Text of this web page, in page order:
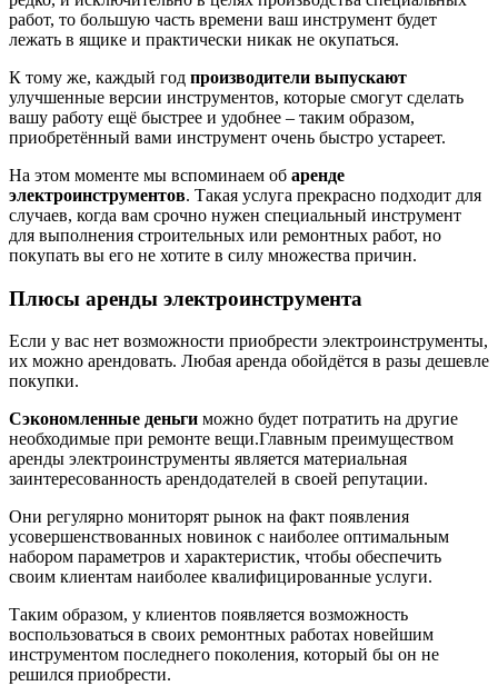
работ, то большую часть времени ваш инструмент будет
лежать в ящике и практически никак не окупаться.
К тому же, каждый год производители выпускают
улучшенные версии инструментов, которые смогут сделать
вашу работу ещё быстрее и удобнее – таким образом,
приобретённый вами инструмент очень быстро устареет.
На этом моменте мы вспоминаем об аренде
электроинструментов. Такая услуга прекрасно подходит для
случаев, когда вам срочно нужен специальный инструмент
для выполнения строительных или ремонтных работ, но
покупать вы его не хотите в силу множества причин.
Плюсы аренды электроинструмента
Если у вас нет возможности приобрести электроинструменты,
их можно арендовать. Любая аренда обойдётся в разы дешевле
покупки.
Сэкономленные деньги можно будет потратить на другие
необходимые при ремонте вещи.Главным преимуществом
аренды электроинструменты является материальная
заинтересованность арендодателей в своей репутации.
Они регулярно мониторят рынок на факт появления
усовершенствованных новинок с наиболее оптимальным
набором параметров и характеристик, чтобы обеспечить
своим клиентам наиболее квалифицированные услуги.
Таким образом, у клиентов появляется возможность
воспользоваться в своих ремонтных работах новейшим
инструментом последнего поколения, который бы он не
решился приобрести.